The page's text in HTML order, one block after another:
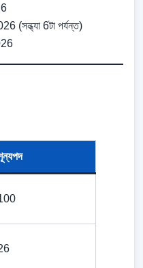
(সন্ধ্যা 6টা পর্যন্ত)